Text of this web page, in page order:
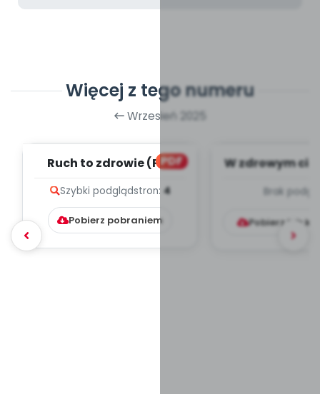
Więcej z tego numeru
Wrzesień 2025
PDF
Ruch to zdrowie (PD)
Szybki podglądstron: 4
Pobierz pobraniem
W zdrowym
Brak
Pobierz lub